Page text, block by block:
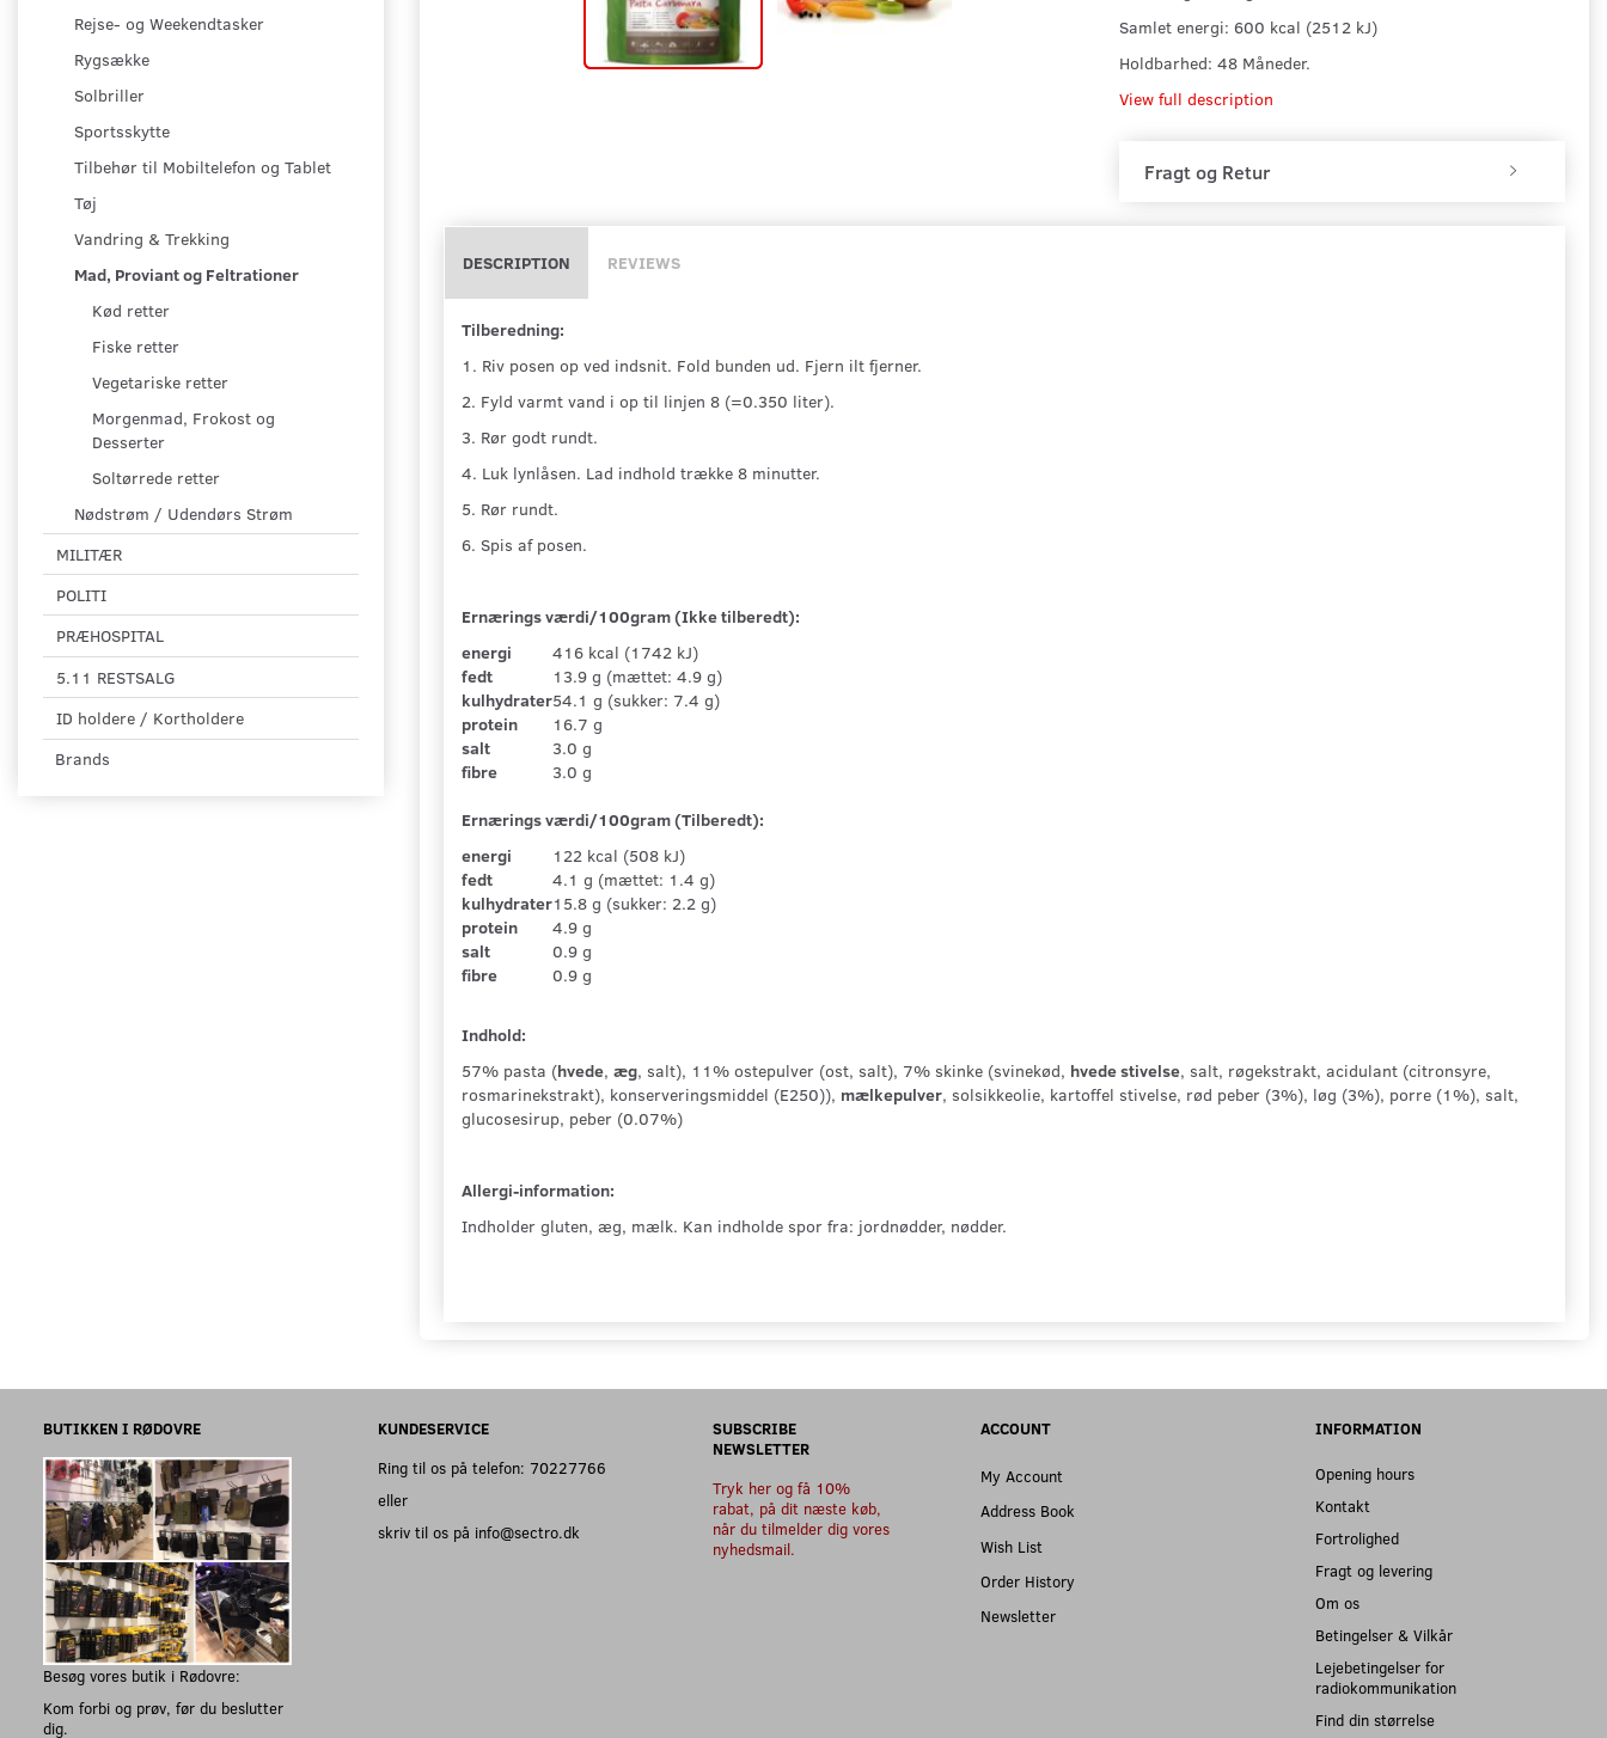
Rejse- og Weekendtasker
Rygsække
Solbriller
Sportsskytte
Tilbehør til Mobiltelefon og Tablet
Tøj
Vandring & Trekking
Mad, Proviant og Feltrationer
Kød retter
Fiske retter
Vegetariske retter
Morgenmad, Frokost og
Desserter
Soltørrede retter
Nødstrøm / Udendørs Strøm
MILITÆR
POLITI
PRÆHOSPITAL
5.11 RESTSALG
ID holdere / Kortholdere
Brands
Samlet energi: 600 kcal (2512 kJ)
Holdbarhed: 48 Måneder.
View full description
Fragt og Retur
DESCRIPTION REVIEWS
Tilberedning:
1. Riv posen op ved indsnit. Fold bunden ud. Fjern ilt fjerner.
2. Fyld varmt vand i op til linjen 8 (=0.350 liter).
3. Rør godt rundt.
4. Luk lynlåsen. Lad indhold trække 8 minutter.
5. Rør rundt.
6. Spis af posen.
Ernærings værdi/100gram (Ikke tilberedt):
energi
416 kcal (1742 kJ)
fedt
13.9 g (mættet: 4.9 g)
kulhydrater54.1 g (sukker: 7.4 g)
protein
16.7 g
salt
3.0 g
fibre
3.0 g
Ernærings værdi/100gram (Tilberedt):
energi
122 kcal (508 kJ)
fedt
4.1 g (mættet: 1.4 g)
kulhydrater15.8 g (sukker: 2.2 g)
protein
4.9 g
salt
0.9 g
fibre
0.9 g
Indhold:
57% pasta (hvede, æg, salt), 11% ostepulver (ost, salt), 7% skinke (svinekød, hvede stivelse, salt, røgekstrakt, acidulant (citronsyre,
rosmarinekstrakt), konserveringsmiddel (E250)), mælkepulver, solsikkeolie, kartoffel stivelse, rød peber (3%), løg (3%), porre (1%), salt,
glucosesirup, peber (0.07%)
Allergi-information:
Indholder gluten, æg, mælk. Kan indholde spor fra: jordnødder, nødder.
BUTIKKEN I RØDOVRE
Besøg vores butik i Rødovre:
Kom forbi og prøv, før du beslutter
dig.
KUNDESERVICE
Ring til os på telefon: 70227766
eller
skriv til os på info@sectro.dk
SUBSCRIBE
NEWSLETTER
Tryk her og få 10%
rabat, på dit næste køb,
når du tilmelder dig vores
nyhedsmail.
ACCOUNT
My Account
Address Book
Wish List
Order History
Newsletter
INFORMATION
Opening hours
Kontakt
Fortrolighed
Fragt og levering
Om os
Betingelser & Vilkår
Lejebetingelser for
radiokommunikation
Find din størrelse